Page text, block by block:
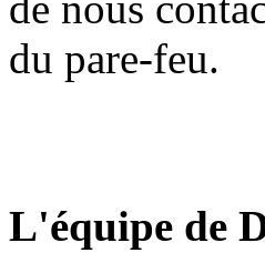
du pare-feu.
L'équipe de